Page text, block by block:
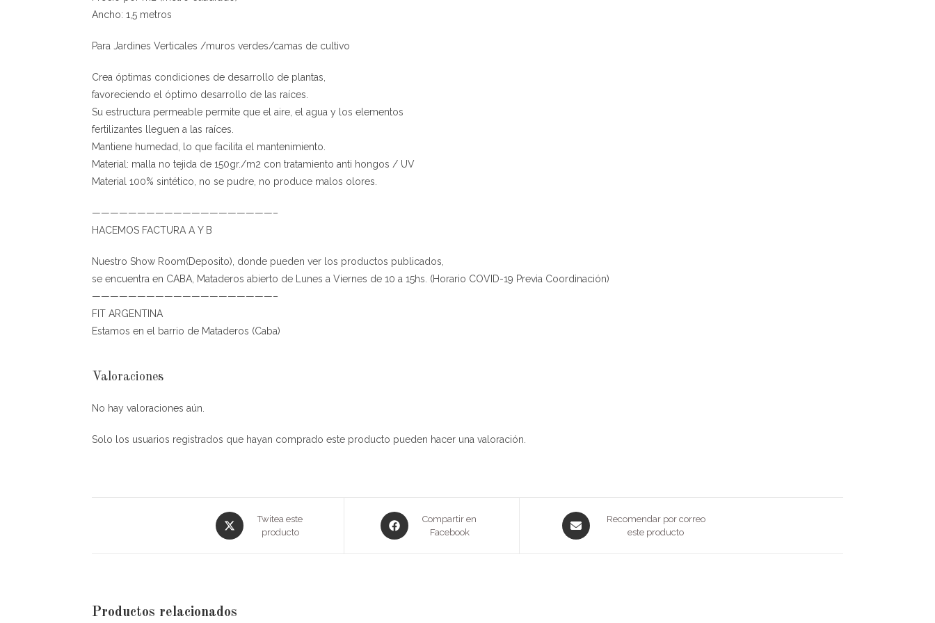
Ancho: 1,5 metros
Para Jardines Verticales /muros verdes/camas de cultivo
Crea óptimas condiciones de desarrollo de plantas,
favoreciendo el óptimo desarrollo de las raíces.
Su estructura permeable permite que el aire, el agua y los elementos
fertilizantes lleguen a las raíces.
Mantiene humedad, lo que facilita el mantenimiento.
Material: malla no tejida de 150gr./m2 con tratamiento anti hongos / UV
Material 100% sintético, no se pudre, no produce malos olores.
————————————————————–
HACEMOS FACTURA A Y B
Nuestro Show Room(Deposito), donde pueden ver los productos publicados,
se encuentra en CABA, Mataderos abierto de Lunes a Viernes de 10 a 15hs. (Horario COVID-19 Previa Coordinación)
————————————————————–
FIT ARGENTINA
Estamos en el barrio de Mataderos (Caba)
Valoraciones
No hay valoraciones aún.
Solo los usuarios registrados que hayan comprado este producto pueden hacer una valoración.
Opens
in
Twitea este
producto
Opens
in
Compartir en
Facebook
Opens
in
Recomendar por correo
este producto
Productos relacionados